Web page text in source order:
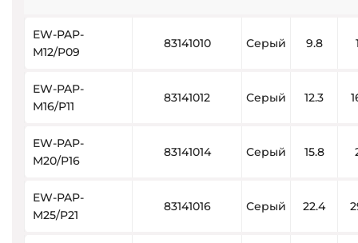
EW-PAP-
M12/P09
83141010 Серый 9.8
EW-PAP-
M16/P11
83141012 Серый 12.3
EW-PAP-
M20/P16
83141014 Серый 15.8
EW-PAP-
M25/P21
83141016 Серый 22.4